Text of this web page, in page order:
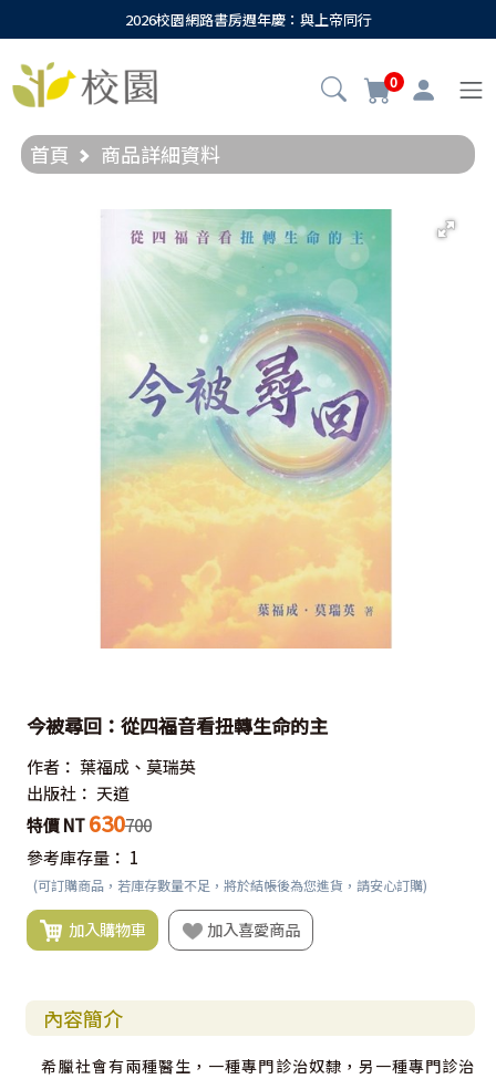
2026校園網路書房週年慶：與上帝同行
0
首頁 商品詳細資料
今被尋回：從四福音看扭轉生命的主
作者： 葉福成、莫瑞英
出版社： 天道
特價 NT 630700
參考庫存量： 1
(可訂購商品，若庫存數量不足，將於結帳後為您進貨，請安心訂購)
加入購物車 加入喜愛商品
內容簡介
希臘社會有兩種醫生，一種專門診治奴隸，另一種專門診治